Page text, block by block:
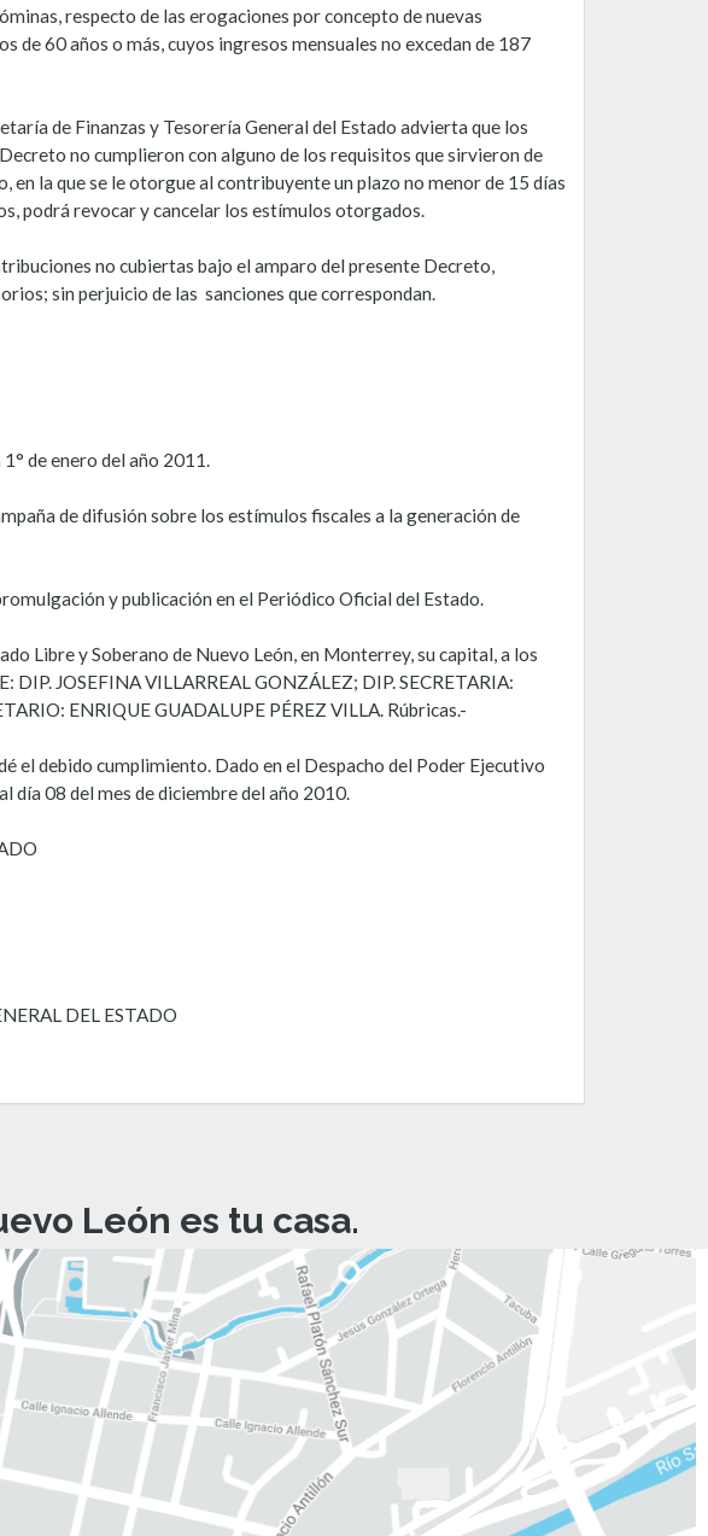
respecto de las erogaciones por concepto de nuevas
de 60 años o más, cuyos ingresos mensuales no excedan de 187
de Finanzas y Tesorería General del Estado advierta que los
no cumplieron con alguno de los requisitos que sirvieron de
en la que se le otorgue al contribuyente un plazo no menor de 15 días
podrá revocar y cancelar los estímulos otorgados.
no cubiertas bajo el amparo del presente Decreto,
sin perjuicio de las sanciones que correspondan.
de enero del año 2011.
de difusión sobre los estímulos fiscales a la generación de
y publicación en el Periódico Oficial del Estado.
Libre y Soberano de Nuevo León, en Monterrey, su capital, a los
DIP. JOSEFINA VILLARREAL GONZÁLEZ; DIP. SECRETARIA:
ENRIQUE GUADALUPE PÉREZ VILLA. Rúbricas.-
el debido cumplimiento. Dado en el Despacho del Poder Ejecutivo
día 08 del mes de diciembre del año 2010.
DEL ESTADO
León es tu casa.